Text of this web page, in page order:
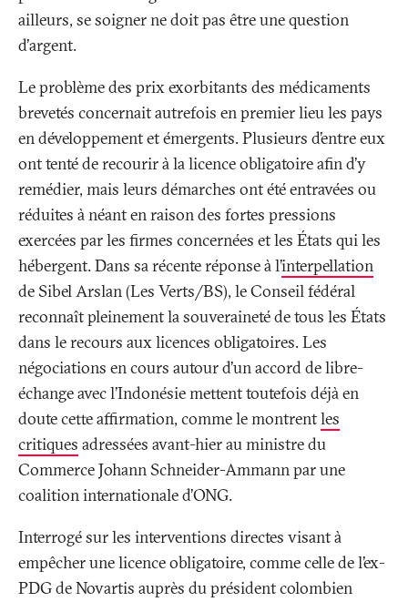
ailleurs, se soigner ne doit pas être une question
d'argent.
Le problème des prix exorbitants des médicaments
brevetés concernait autrefois en premier lieu les pays
en développement et émergents. Plusieurs d’entre eux
ont tenté de recourir à la licence obligatoire afin d’y
remédier, mais leurs démarches ont été entravées ou
réduites à néant en raison des fortes pressions
exercées par les firmes concernées et les États qui les
hébergent. Dans sa récente réponse à l’interpellation
de Sibel Arslan (Les Verts/BS), le Conseil fédéral
reconnaît pleinement la souveraineté de tous les États
dans le recours aux licences obligatoires. Les
négociations en cours autour d’un accord de libre-
échange avec l’Indonésie mettent toutefois déjà en
doute cette affirmation, comme le montrentles
critiques adressées avant-hier au ministre du
Commerce Johann Schneider-Ammann par une
coalition internationale d’ONG.
Interrogé sur les interventions directes visant à
empêcher une licence obligatoire, comme celle de l’ex-
PDG de Novartis auprès du président colombien